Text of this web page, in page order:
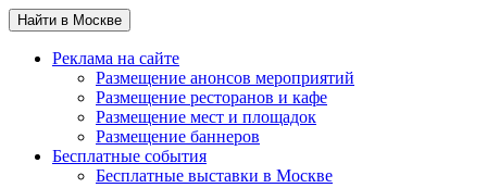
Найти в Москве
Реклама на сайте
Размещение анонсов мероприятий
Размещение ресторанов и кафе
Размещение мест и площадок
Размещение баннеров
Бесплатные события
Бесплатные выставки в Москве